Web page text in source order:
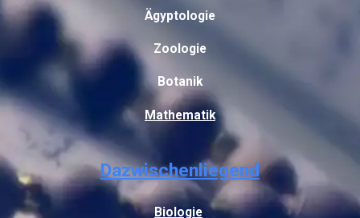
Ägyptologie
Zoologie
Botanik
Mathematik
Dazwischenliegend
Biologie